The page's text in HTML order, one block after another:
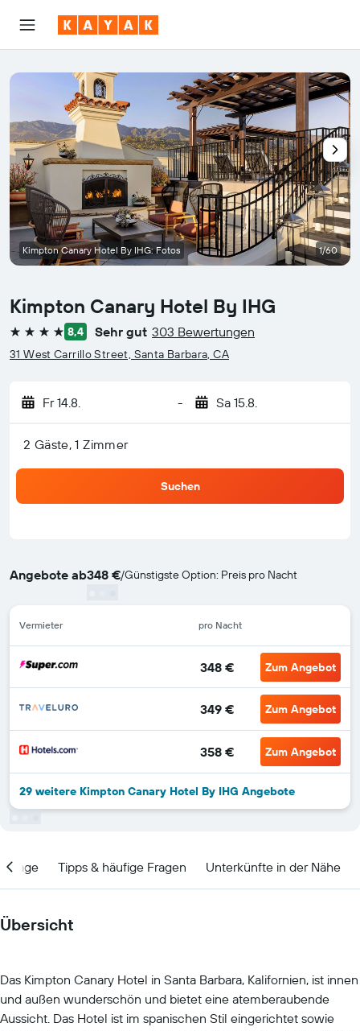
Kimpton Canary Hotel By IHG
4 Sterne 8,4 Sehr gut 303 Bewertungen
31 West Carrillo Street, Santa Barbara, CA
Fr 14.8. - Sa 15.8.
2 Gäste, 1 Zimmer
Suchen
Angebote ab348 €/Günstigste Option: Preis pro Nacht
Vermieter pro Nacht
348 € Zum Angebot
349 € Zum Angebot
358 € Zum Angebot
29 weitere Kimpton Canary Hotel By IHG Angebote
Kimpton Canary Hotel By IHG: Fotos 1/60
Lage Tipps & häufige Fragen Unterkünfte in der Nähe
Übersicht
Das Kimpton Canary Hotel in Santa Barbara, Kalifornien, ist innen
und außen wunderschön und bietet eine atemberaubende
Aussicht. Das Hotel ist im spanischen Stil eingerichtet sowie